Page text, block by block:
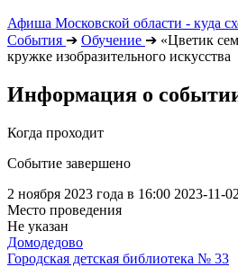
Афиша Московской области - куда
События ➔ Обучение ➔ «Цветик
кружке изобразительного искусства
Информация о
Когда проходит
Событие завершено
2 ноября 2023 года в 16:00 2023-11-02
Место проведения
Не указан
Домодедово
Городская детская библиотека № 33